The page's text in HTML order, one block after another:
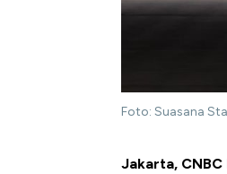
Foto: Suasana
Jakarta, CNBC